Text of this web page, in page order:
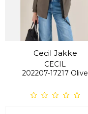
Cecil Jakke
CECIL
202207-17217 Olive